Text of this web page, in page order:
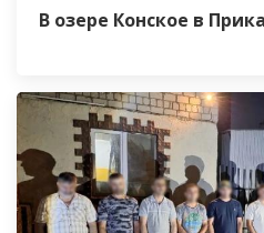
В озере Конское в